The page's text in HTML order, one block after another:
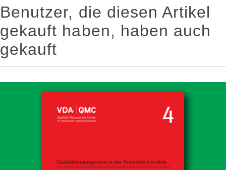
Benutzer, die diesen Artikel
gekauft haben, haben auch
gekauft